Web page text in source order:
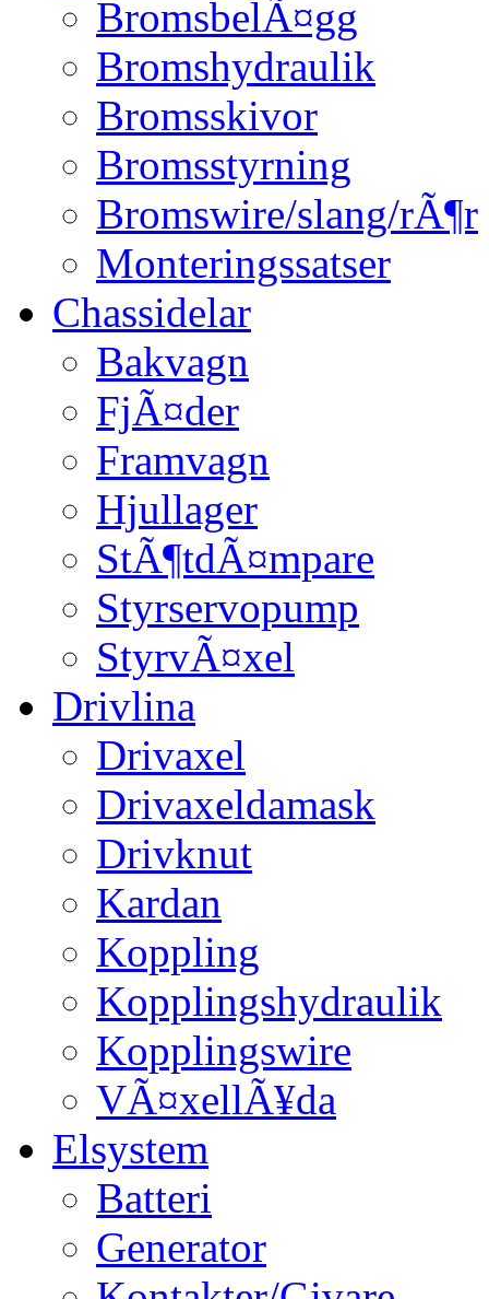
BromsbelÃ¤gg
Bromshydraulik
Bromsskivor
Bromsstyrning
Bromswire/slang/rÃ¶r
Monteringssatser
Chassidelar
Bakvagn
FjÃ¤der
Framvagn
Hjullager
StÃ¶tdÃ¤mpare
Styrservopump
StyrvÃ¤xel
Drivlina
Drivaxel
Drivaxeldamask
Drivknut
Kardan
Koppling
Kopplingshydraulik
Kopplingswire
VÃ¤xellÃ¥da
Elsystem
Batteri
Generator